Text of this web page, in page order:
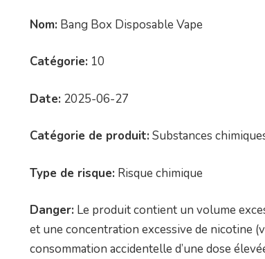
Nom: Bang Box Disposable Vape
Catégorie: 10
Date: 2025-06-27
Catégorie de produit: Substances
Type de risque: Risque chimique
Danger: Le produit contient un volume
et une concentration excessive de nicotine
consommation accidentelle d’une dose